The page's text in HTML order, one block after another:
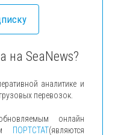
на SeaNews?
аналитике и
перевозок.
онлайн
ПОРТСТАТ(являются